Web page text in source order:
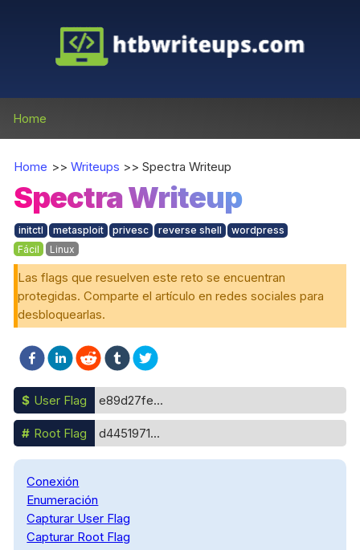
Home
Home >> Writeups >> Spectra Writeup
Spectra Writeup
initctl metasploit privesc reverse shell
wordpress
Fácil
Linux
Las flags que resuelven este reto se encuentran
protegidas. Comparte el artículo en redes sociales para
desbloquearlas.
$ User Flag e89d27fe...
# Root Flag d4451971...
Conexión
Enumeración
Capturar User Flag
Capturar Root Flag